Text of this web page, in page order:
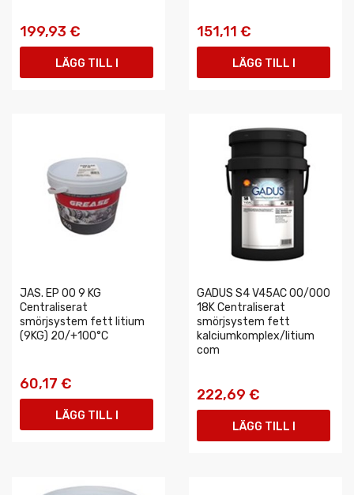
199,93 €
LÄGG TILL I
151,11 €
LÄGG TILL I
JAS. EP 00 9 KG
Centraliserat
smörjsystem fett litium
(9KG) 20/+100°C
60,17 €
LÄGG TILL I
GADUS S4 V45AC 00/000
18K Centraliserat
smörjsystem fett
kalciumkomplex/litium
com
222,69 €
LÄGG TILL I